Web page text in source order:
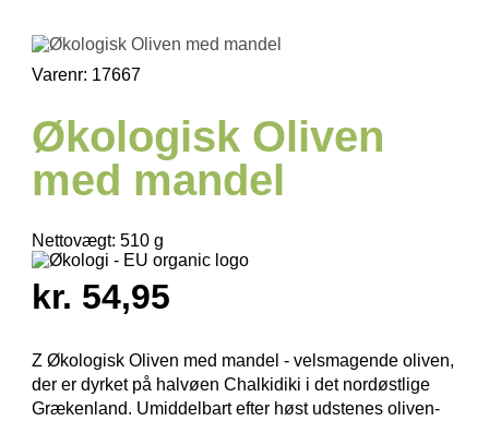
Varenr: 17667
Økologisk Oliven
med mandel
Nettovægt: 510 g
kr. 54,95
Z Økologisk Oliven med mandel - velsmagende oliven,
der er dyrket på halvøen Chalkidiki i det nordøstlige
Grækenland. Umiddelbart efter høst udstenes oliven­